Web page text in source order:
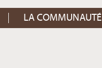
LA COMMUNAUTÉ